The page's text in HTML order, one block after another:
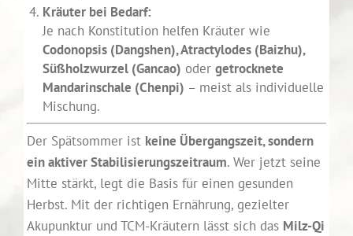
Kräuter bei Bedarf:
Je nach Konstitution helfen Kräuter wie
Codonopsis (Dangshen), Atractylodes (Baizhu),
Süßholzwurzel (Gancao) odergetrocknete
Mandarinschale (Chenpi) – meist als individuelle
Mischung.
Der Spätsommer ist keine Übergangszeit, sondern
ein aktiver Stabilisierungszeitraum. Wer jetzt seine
Mitte stärkt, legt die Basis für einen gesunden
Herbst. Mit der richtigen Ernährung, gezielter
Akupunktur und TCM-Kräutern lässt sich das Milz-Qi